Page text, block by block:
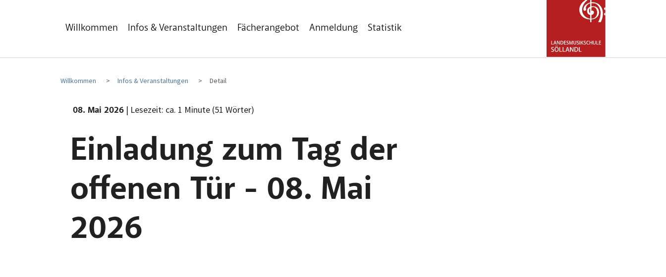
Willkommen Infos & Veranstaltungen Fächerangebot Anmeldung Statistik
Willkommen Infos & Veranstaltungen Detail
08. Mai 2026 | Lesezeit: ca. 1 Minute (51 Wörter)
Einladung zum Tag der
offenen Tür - 08. Mai
2026